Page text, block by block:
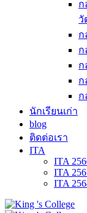
ก
วั
ก
ก
ก
ก
ก
นักเรียนเก่า
blog
ติดต่อเรา
ITA
ITA
ITA
ITA